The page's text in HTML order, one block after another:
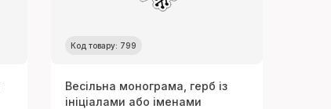
Код товару: 799
Весільна монограма, герб із
ініціалами або іменами